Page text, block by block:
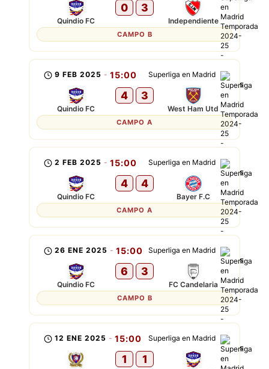
Quindio FC
0 3
Independiente
CAMPO B
Superliga en Madrid
9 FEB 2025 - 15:00
Quindio FC
4 3
West Ham Utd
CAMPO A
Superliga en Madrid
2 FEB 2025 - 15:00
Quindio FC
4 4
Bayer F.C
CAMPO A
Superliga en Madrid
26 ENE 2025 - 15:00
Quindio FC
6 3
FC Candelaria
CAMPO B
Superliga en Madrid
12 ENE 2025 - 15:00
1 1